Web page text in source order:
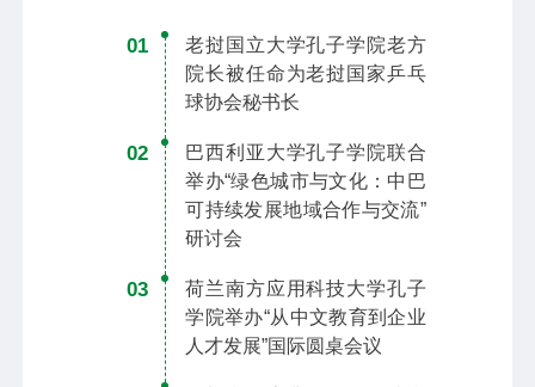
01
老挝国立大学孔子学院老方
院长被任命为老挝国家乒乓
球协会秘书长
02
巴西利亚大学孔子学院联合
举办“绿色城市与文化：中巴
可持续发展地域合作与交流”
研讨会
03
荷兰南方应用科技大学孔子
学院举办“从中文教育到企业
人才发展”国际圆桌会议